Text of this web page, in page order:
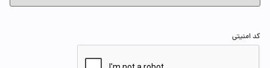
کد امنیتی